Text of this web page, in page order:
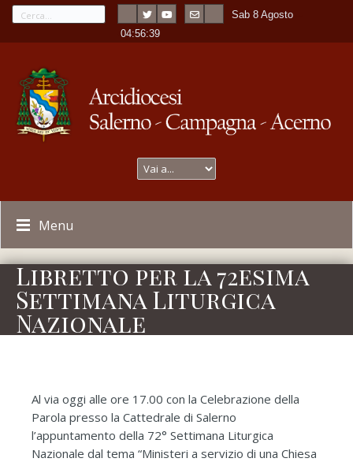
Sab 8 Agosto
-04:56:39
Menu
Libretto per la 72esima
Settimana Liturgica
Nazionale
Al via oggi alle ore 17.00 con la Celebrazione della
Parola presso la Cattedrale di Salerno
l’appuntamento della 72° Settimana Liturgica
Nazionale dal tema “Ministeri a servizio di una Chiesa